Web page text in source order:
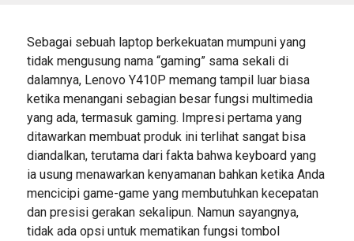
Sebagai sebuah laptop berkekuatan mumpuni yang
tidak mengusung nama “gaming” sama sekali di
dalamnya, Lenovo Y410P memang tampil luar biasa
ketika menangani sebagian besar fungsi multimedia
yang ada, termasuk gaming. Impresi pertama yang
ditawarkan membuat produk ini terlihat sangat bisa
diandalkan, terutama dari fakta bahwa keyboard yang
ia usung menawarkan kenyamanan bahkan ketika Anda
mencicipi game-game yang membutuhkan kecepatan
dan presisi gerakan sekalipun. Namun sayangnya,
tidak ada opsi untuk mematikan fungsi tombol